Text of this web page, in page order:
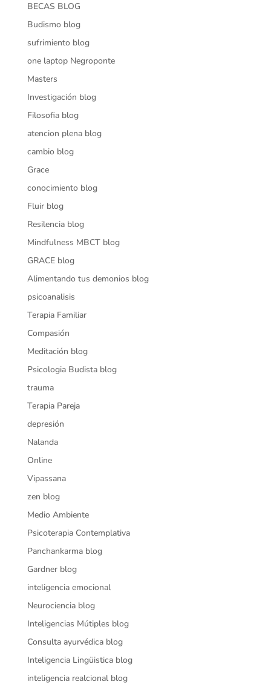
BECAS BLOG
Budismo blog
sufrimiento blog
one laptop Negroponte
Masters
Investigación blog
Filosofia blog
atencion plena blog
cambio blog
Grace
conocimiento blog
Fluir blog
Resilencia blog
Mindfulness MBCT blog
GRACE blog
Alimentando tus demonios blog
psicoanalisis
Terapia Familiar
Compasión
Meditación blog
Psicologia Budista blog
trauma
Terapia Pareja
depresión
Nalanda
Online
Vipassana
zen blog
Medio Ambiente
Psicoterapia Contemplativa
Panchankarma blog
Gardner blog
inteligencia emocional
Neurociencia blog
Inteligencias Mútiples blog
Consulta ayurvédica blog
Inteligencia Lingüistica blog
inteligencia realcional blog